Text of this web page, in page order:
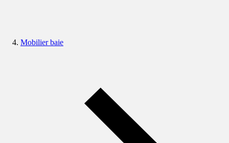
Mobilier baie